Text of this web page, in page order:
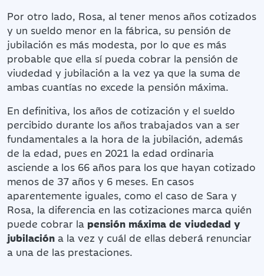
Por otro lado, Rosa, al tener menos años cotizados
y un sueldo menor en la fábrica, su pensión de
jubilación es más modesta, por lo que es más
probable que ella sí pueda cobrar la pensión de
viudedad y jubilación a la vez ya que la suma de
ambas cuantías no excede la pensión máxima.
En definitiva, los años de cotización y el sueldo
percibido durante los años trabajados van a ser
fundamentales a la hora de la jubilación, además
de la edad, pues en 2021 la edad ordinaria
asciende a los 66 años para los que hayan cotizado
menos de 37 años y 6 meses. En casos
aparentemente iguales, como el caso de Sara y
Rosa, la diferencia en las cotizaciones marca quién
puede cobrar la pensión máxima de viudedad y
jubilación a la vez y cuál de ellas deberá renunciar
a una de las prestaciones.